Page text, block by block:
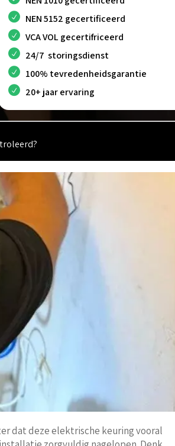
NEN 5152 gecertificeerd
VCA VOL gecertifriceerd
24/7 storingsdienst
100% tevredenheidsgarantie
20+ jaar ervaring
dat deze elektrische keuring vooral